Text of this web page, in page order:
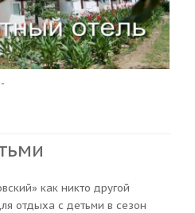
как никто другой
отдыха с детьми в сезон